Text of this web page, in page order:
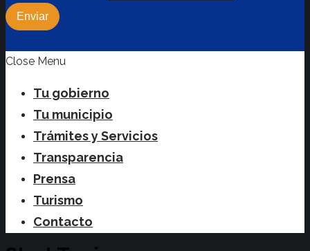
Enviar
Close Menu
Tu gobierno
Tu municipio
Trámites y Servicios
Transparencia
Prensa
Turismo
Contacto